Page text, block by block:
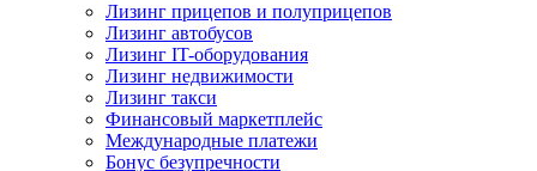
Лизинг прицепов и полуприцепов
Лизинг автобусов
Лизинг IT-оборудования
Лизинг недвижимости
Лизинг такси
Финансовый маркетплейс
Международные платежи
Бонус безупречности